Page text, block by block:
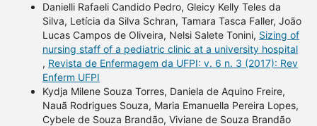
Danielli Rafaeli Candido Pedro, Gleicy Kelly Teles da
Silva, Letícia da Silva Schran, Tamara Tasca Faller, João
Lucas Campos de Oliveira, Nelsi Salete Tonini, Sizing of
nursing staff of a pediatric clinic at a university hospital
, Revista de Enfermagem da UFPI: v. 6 n. 3 (2017): Rev
Enferm UFPI
Kydja Milene Souza Torres, Daniela de Aquino Freire,
Nauã Rodrigues Souza, Maria Emanuella Pereira Lopes,
Cybele de Souza Brandão, Viviane de Souza Brandão